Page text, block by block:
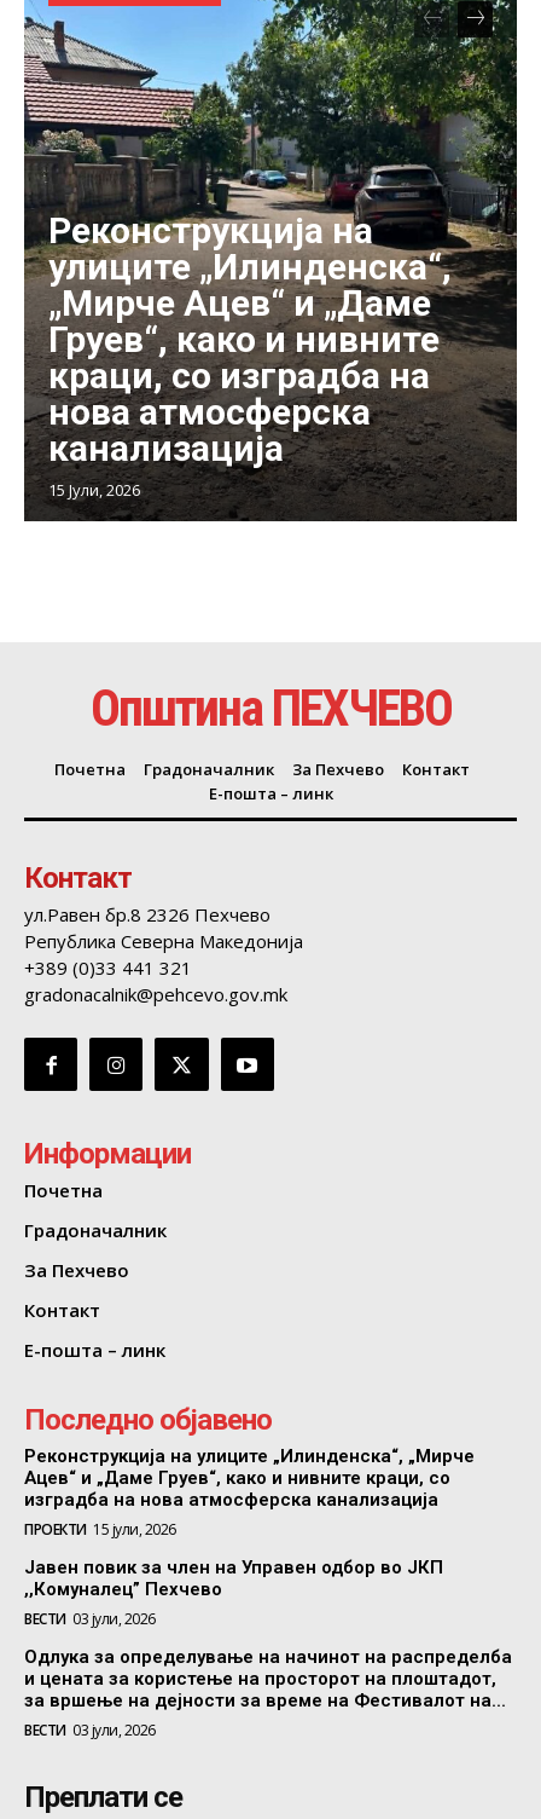
Реконструкција на
улиците „Илинденска“,
„Мирче Ацев“ и „Даме
Груев“, како и нивните
краци, со изградба на
нова атмосферска
канализација
15 Јули, 2026
Општина ПЕХЧЕВО
Почетна Градоначалник За Пехчево
Контакт
Е-пошта – линк
Контакт
ул.Равен бр.8 2326 Пехчево
Република Северна Македонија
+389 (0)33 441 321
gradonacalnik@pehcevo.gov.mk
Информации
Почетна
Градоначалник
За Пехчево
Контакт
Е-пошта – линк
Последно објавено
Реконструкција на улиците „Илинденска“, „Мирче
Ацев“ и „Даме Груев“, како и нивните краци, со
изградба на нова атмосферска канализација
ПРОЕКТИ 15 јули, 2026
Јавен повик за член на Управен одбор во ЈКП
,,Комуналец” Пехчево
ВЕСТИ 03 јули, 2026
Одлука за определување на начинот на распределба
и цената за користење на просторот на плоштадот,
за вршење на дејности за време на Фестивалот на...
ВЕСТИ 03 јули, 2026
Преплати се